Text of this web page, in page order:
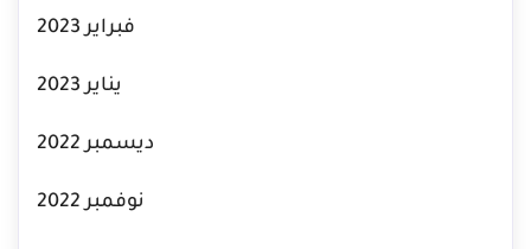
فبراير 2023
يناير 2023
ديسمبر 2022
نوفمبر 2022